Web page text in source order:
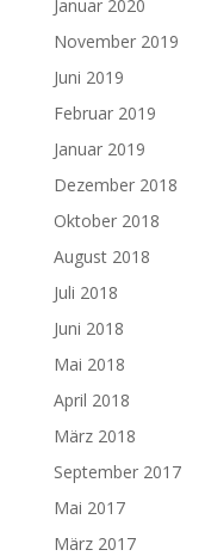
Januar 2020
November 2019
Juni 2019
Februar 2019
Januar 2019
Dezember 2018
Oktober 2018
August 2018
Juli 2018
Juni 2018
Mai 2018
April 2018
März 2018
September 2017
Mai 2017
März 2017